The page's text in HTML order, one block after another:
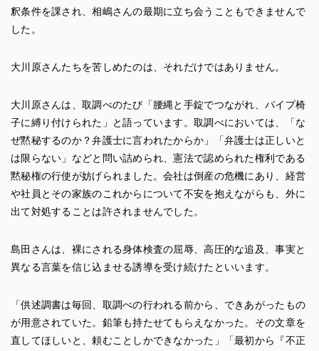
釈条件を課され、相嶋さんの最期に立ち会うこともできませんで
した。
大川原さんたちを苦しめたのは、それだけではありません。
大川原さんは、取調べのたび「腰縄と手錠でつながれ、パイプ椅
子に縛り付けられた」と語っています。取調べにおいては、「な
ぜ黙秘するのか？弁護士に言われたからか」「弁護士は正しいと
は限らない」などと問い詰められ、憲法で認められた権利である
黙秘権の行使が妨げられました。会社は倒産の危機にあり、経営
や社員とその家族のこれからについて不安を抱えながらも、外に
出て対処することは許されませんでした。
島田さんは、裸にされる身体検査の屈辱、高圧的な追及、事実と
異なる言葉を信じ込ませる誘導を受け続けたといいます。
「供述調書は毎回、取調べの行われる前から、できあがったもの
が用意されていた。鉛筆も持たせてもらえなかった。その文章を
直してほしいと、頼むことしかできなかった」「最初から『不正